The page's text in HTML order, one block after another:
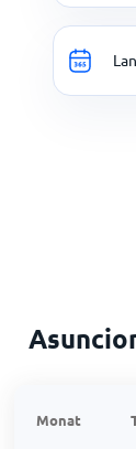
Monat